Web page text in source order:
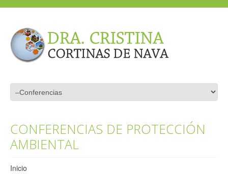
CONFERENCIAS DE PROTECCIÓN
AMBIENTAL
Inicio